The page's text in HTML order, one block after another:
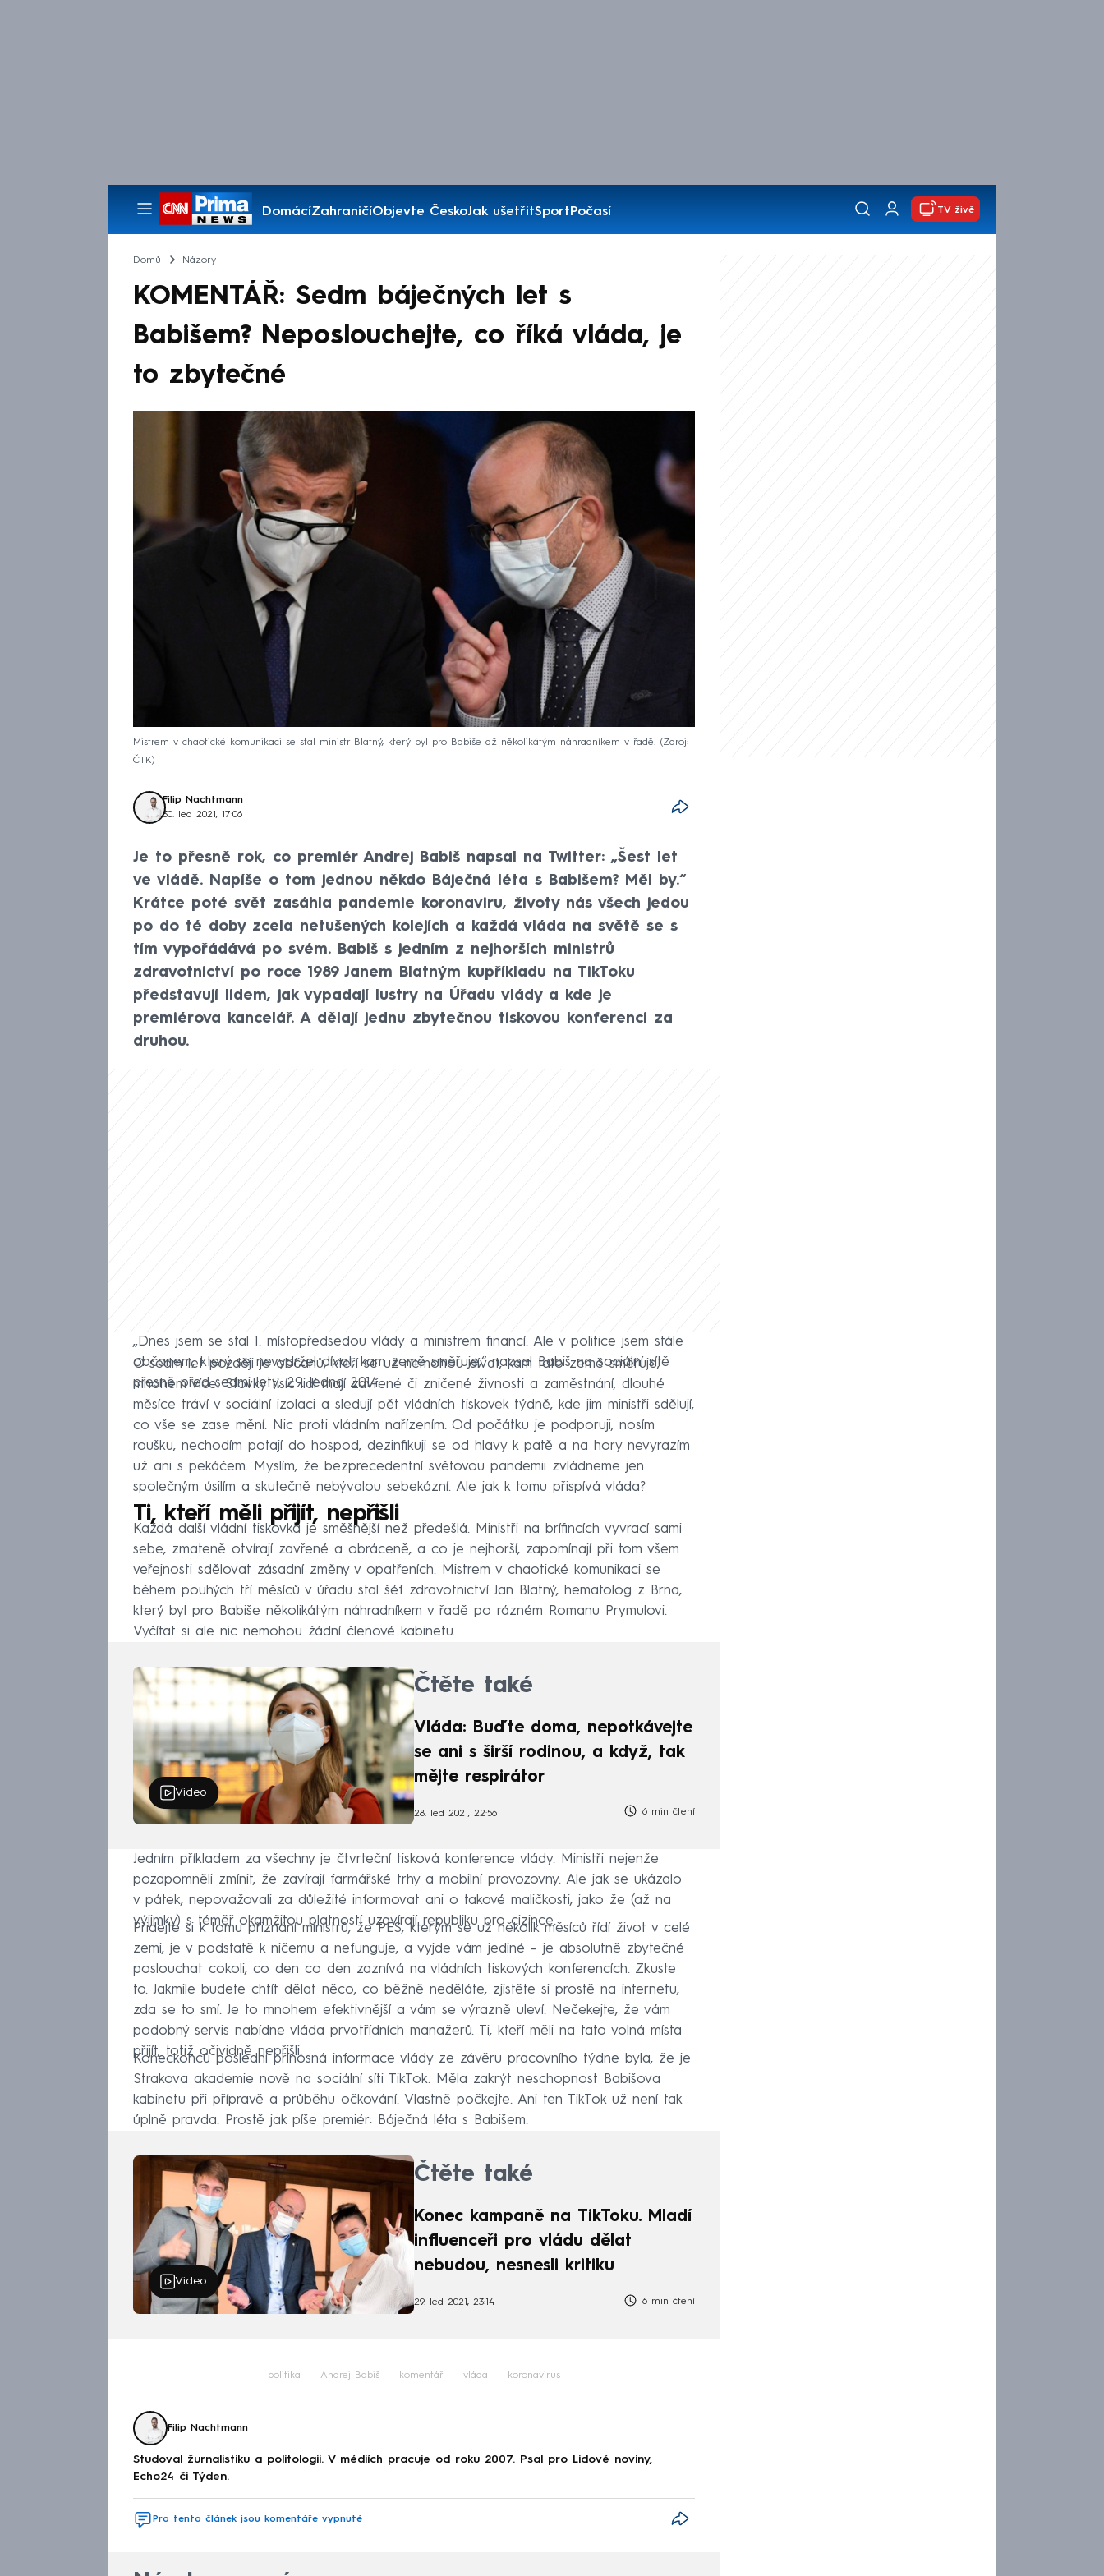
DomácíZahraničíObjevte ČeskoJak ušetřitSportPočasí
Pořady
TV živě
Domů Názory
KOMENTÁŘ: Sedm báječných let s
Babišem? Neposlouchejte, co říká vláda, je
to zbytečné
Mistrem v chaotické komunikaci se stal ministr Blatný, který byl pro Babiše až několikátým náhradníkem v řadě.
Zdroj:
ČTK
Filip Nachtmann
30. led 2021, 17:06
Je to přesně rok, co premiér Andrej Babiš napsal na Twitter: „Šest let
ve vládě. Napíše o tom jednou někdo Báječná léta s Babišem? Měl by.“
Krátce poté svět zasáhla pandemie koronaviru, životy nás všech jedou
po do té doby zcela netušených kolejích a každá vláda na světě se s
tím vypořádává po svém. Babiš s jedním z nejhorších ministrů
zdravotnictví po roce 1989 Janem Blatným kupříkladu na TikToku
představují lidem, jak vypadají lustry na Úřadu vlády a kde je
premiérova kancelář. A dělají jednu zbytečnou tiskovou konferenci za
druhou.
„Dnes jsem se stal 1. místopředsedou vlády a ministrem financí. Ale v politice jsem stále
občanem, který se nevydržel dívat, kam země směřuje,“ napsal Babiš na sociální sítě
přesně před sedmi lety, 29. ledna 2014.
O sedm let později je občanů, kteří se už nemohou dívat, kam tato země směřuje,
mnohem více. Stovky tisíc lidí mají zavřené či zničené živnosti a zaměstnání, dlouhé
měsíce tráví v sociální izolaci a sledují pět vládních tiskovek týdně, kde jim ministři sdělují,
co vše se zase mění. Nic proti vládním nařízením. Od počátku je podporuji, nosím
roušku, nechodím potají do hospod, dezinfikuji se od hlavy k patě a na hory nevyrazím
už ani s pekáčem. Myslím, že bezprecedentní světovou pandemii zvládneme jen
společným úsilím a skutečně nebývalou sebekázní. Ale jak k tomu přispívá vláda?
Ti, kteří měli přijít, nepřišli
Každá další vládní tiskovka je směšnější než předešlá. Ministři na brífincích vyvrací sami
sebe, zmateně otvírají zavřené a obráceně, a co je nejhorší, zapomínají při tom všem
veřejnosti sdělovat zásadní změny v opatřeních. Mistrem v chaotické komunikaci se
během pouhých tří měsíců v úřadu stal šéf zdravotnictví Jan Blatný, hematolog z Brna,
který byl pro Babiše několikátým náhradníkem v řadě po rázném Romanu Prymulovi.
Vyčítat si ale nic nemohou žádní členové kabinetu.
Video
Čtěte také
Vláda: Buďte doma, nepotkávejte
se ani s širší rodinou, a když, tak
mějte respirátor
28. led 2021, 22:56 6 min čtení
Jedním příkladem za všechny je čtvrteční tisková konference vlády. Ministři nejenže
pozapomněli zmínit, že zavírají farmářské trhy a mobilní provozovny. Ale jak se ukázalo
v pátek, nepovažovali za důležité informovat ani o takové maličkosti, jako že (až na
výjimky) s téměř okamžitou platností uzavírají republiku pro cizince.
Přidejte si k tomu přiznání ministrů, že PES, kterým se už několik měsíců řídí život v celé
zemi, je v podstatě k ničemu a nefunguje, a vyjde vám jediné – je absolutně zbytečné
poslouchat cokoli, co den co den zaznívá na vládních tiskových konferencích. Zkuste
to. Jakmile budete chtít dělat něco, co běžně neděláte, zjistěte si prostě na internetu,
zda se to smí. Je to mnohem efektivnější a vám se výrazně uleví. Nečekejte, že vám
podobný servis nabídne vláda prvotřídních manažerů. Ti, kteří měli na tato volná místa
přijít, totiž očividně nepřišli.
Koneckonců poslední přínosná informace vlády ze závěru pracovního týdne byla, že je
Strakova akademie nově na sociální síti TikTok. Měla zakrýt neschopnost Babišova
kabinetu při přípravě a průběhu očkování. Vlastně počkejte. Ani ten TikTok už není tak
úplně pravda. Prostě jak píše premiér: Báječná léta s Babišem.
Video
Čtěte také
Konec kampaně na TikToku. Mladí
influenceři pro vládu dělat
nebudou, nesnesli kritiku
29. led 2021, 23:14 6 min čtení
politika Andrej Babiš komentář vláda koronavirus
Filip Nachtmann
Studoval žurnalistiku a politologii. V médiích pracuje od roku 2007. Psal pro Lidové noviny,
Echo24 či Týden.
Pro tento článek jsou komentáře vypnuté